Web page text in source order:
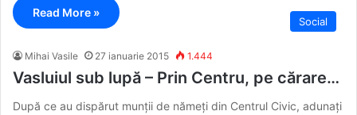
Read More »
Social
Mihai Vasile 27 ianuarie 2015 1.444
Vasluiul sub lupă – Prin Centru, pe cărare…
După ce au dispărut munții de nămeți din Centrul Civic, adunați